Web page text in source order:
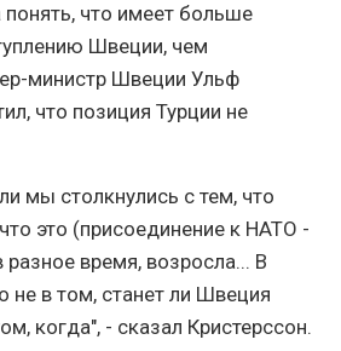
что имеет больше
Швеции, чем
министр Швеции Ульф
что позиция Турции не
мы столкнулись с тем, что
это (присоединение к НАТО -
время, возросла... В
не в том, станет ли Швеция
когда", - сказал Кристерссон.